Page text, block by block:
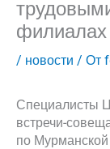
филиалах
/ новости / От
Специалисты
встречи-
по Мурманской